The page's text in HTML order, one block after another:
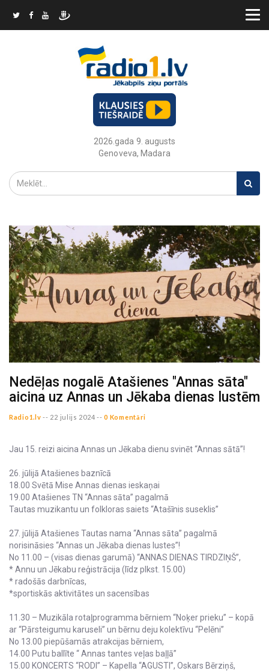
2026.gada 9. augusts
Genoveva, Madara
Nedēļas nogalē Atašienes "Annas sāta"
aicina uz Annas un Jēkaba dienas lustēm
Radio1.lv -- 22 julijs 2024 -- 0 Komentāri
Jau 15. reizi aicina Annas un Jēkaba dienu svinēt “Annas sātā”!
26. jūlijā Atašienes baznīcā
18.00 Svētā Mise Annas dienas ieskaņai
19.00 Atašienes TN “Annas sāta” pagalmā
Tautas muzikantu un folkloras saiets “Atašīnis suseklis”
27. jūlijā Atašienes Tautas nama “Annas sāta” pagalmā
norisināsies “Annas un Jēkaba dienas lustes”!
No 11.00 – (visas dienas garumā) “ANNAS DIENAS TIRDZIŅŠ”,
* Annu un Jēkabu reģistrācija (līdz plkst. 15.00)
* radošās darbnīcas,
*sportiskās aktivitātes un sacensības
11.30 – Muzikāla rotaļprogramma bērniem “Noķer prieku” – kopā
ar “Pārsteigumu karuseli” un bērnu deju kolektīvu “Pelēni”
No 13.00 piepūšamās atrakcijas bērniem,
14.00 Putu ballīte “ Annas tantes veļas baļļā”
15.00 KONCERTS “RODI” – Kapella “AGUSTI”, Oskars Bērziņš,